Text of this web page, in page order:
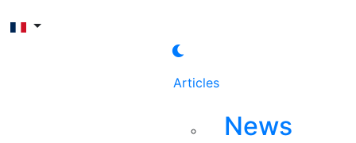
Articles
News